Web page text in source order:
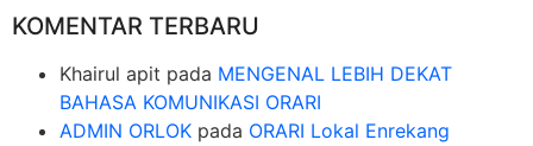
KOMENTAR TERBARU
Khairul apit pada MENGENAL LEBIH DEKAT
BAHASA KOMUNIKASI ORARI
ADMIN ORLOK pada ORARI Lokal Enrekang